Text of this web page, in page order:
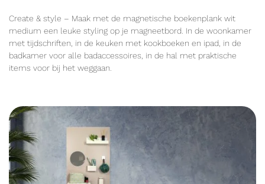
Create & style – Maak met de magnetische boekenplank wit
medium een leuke styling op je magneetbord. In de woonkamer
met tijdschriften, in de keuken met kookboeken en ipad, in de
badkamer voor alle badaccessoires, in de hal met praktische
items voor bij het weggaan.